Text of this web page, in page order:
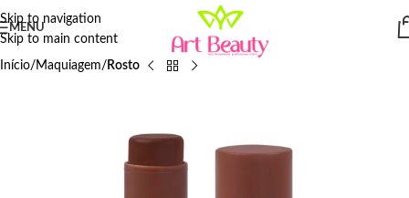
Skip to navigation
Skip to main content
MENU
Início Maquiagem Rosto